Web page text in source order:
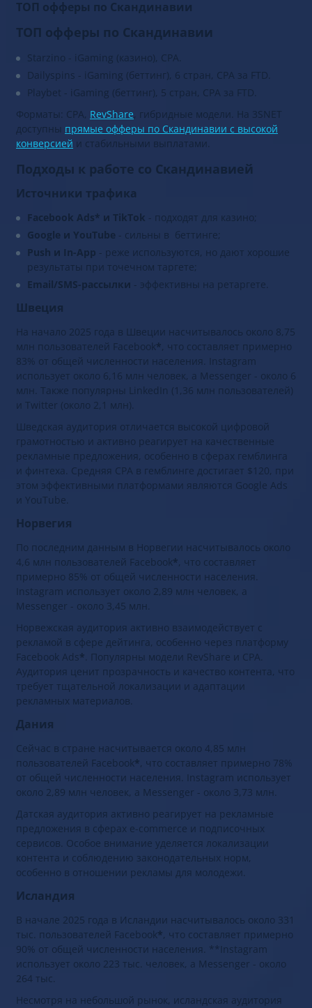
ТОП офферы по Скандинавии
ТОП офферы по Скандинавии
Starzino - iGaming (казино), CPA.
Dailyspins - iGaming (беттинг), 6 стран, CPA за FTD.
Playbet - iGaming (беттинг), 5 стран, CPA за FTD.
Форматы: CPA, RevShare, гибридные модели. На 3SNET
доступны прямые офферы по Скандинавии с высокой
конверсией и стабильными выплатами.
Подходы к работе со Скандинавией
Источники трафика
Facebook Ads* и TikTok - подходят для казино;
Google и YouTube - сильны в беттинге;
Push и In-App - реже используются, но дают хорошие
результаты при точечном таргете;
Email/SMS-рассылки - эффективны на ретаргете.
Швеция
На начало 2025 года в Швеции насчитывалось около 8,75
млн пользователей Facebook*, что составляет примерно
83% от общей численности населения. Instagram
использует около 6,16 млн человек, а Messenger - около 6
млн. Также популярны LinkedIn (1,36 млн пользователей)
и Twitter (около 2,1 млн).
Шведская аудитория отличается высокой цифровой
грамотностью и активно реагирует на качественные
рекламные предложения, особенно в сферах гемблинга
и финтеха. Средняя CPA в гемблинге достигает $120, при
этом эффективными платформами являются Google Ads
и YouTube.
Норвегия
По последним данным в Норвегии насчитывалось около
4,6 млн пользователей Facebook*, что составляет
примерно 85% от общей численности населения.
Instagram использует около 2,89 млн человек, а
Messenger - около 3,45 млн.
Норвежская аудитория активно взаимодействует с
рекламой в сфере дейтинга, особенно через платформу
Facebook Ads*. Популярны модели RevShare и CPA.
Аудитория ценит прозрачность и качество контента, что
требует тщательной локализации и адаптации
рекламных материалов.
Дания
Сейчас в стране насчитывается около 4,85 млн
пользователей Facebook*, что составляет примерно 78%
от общей численности населения. Instagram использует
около 2,89 млн человек, а Messenger - около 3,73 млн.
Датская аудитория активно реагирует на рекламные
предложения в сферах e-commerce и подписочных
сервисов. Особое внимание уделяется локализации
контента и соблюдению законодательных норм,
особенно в отношении рекламы для молодежи.
Исландия
В начале 2025 года в Исландии насчитывалось около 331
тыс. пользователей Facebook*, что составляет примерно
90% от общей численности населения. **Instagram
использует около 223 тыс. человек, а Messenger - около
264 тыс.
Несмотря на небольшой рынок, исландская аудитория